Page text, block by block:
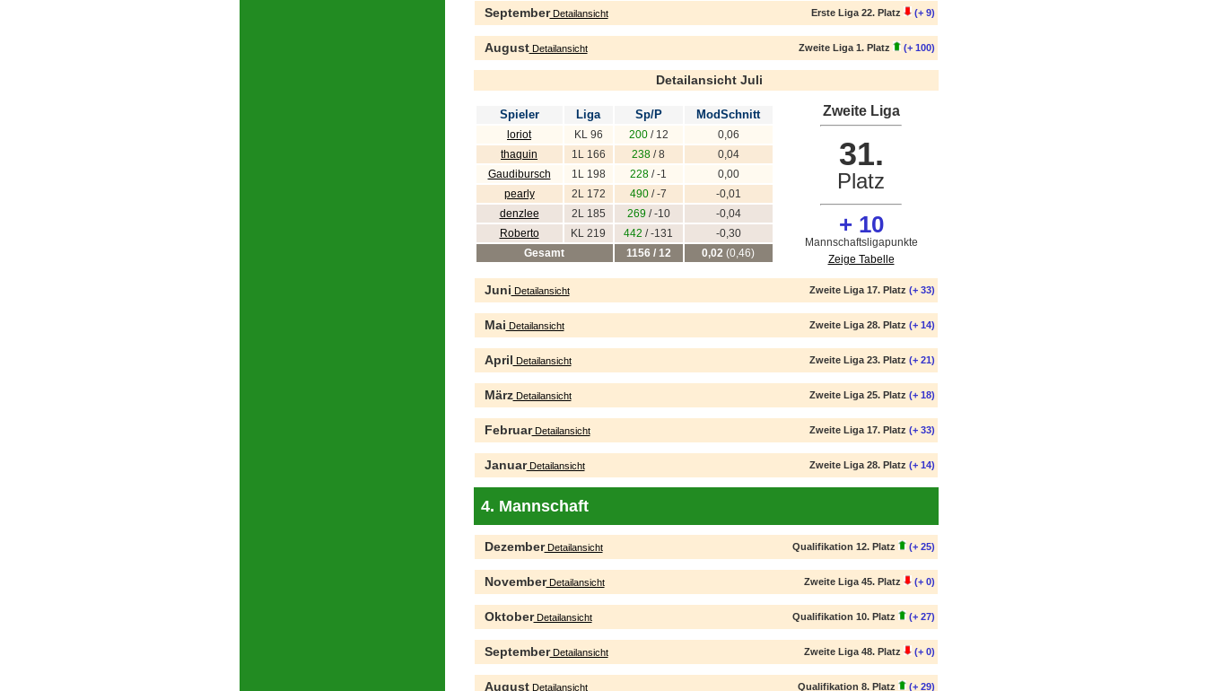
SeptemberDetailansicht Erste Liga 22. Platz (+ 9)
AugustDetailansicht Zweite Liga 1. Platz (+ 100)
Detailansicht Juli
Spieler Liga Sp/P ModSchnitt
loriot KL 96 200/ 12
0,06
thaquin
1L 166 238 / 8
0,04
Gaudibursch
1L 198 228 / -1
0,00
pearly
2L 172 490 / -7
-0,01
denzlee
2L 185 269 / -10
-0,04
Roberto
KL 219 442 / -131
-0,30
Gesamt
1156 / 12 0,02 (0,46)
Zweite Liga
31.
Platz
+ 10
Mannschaftsligapunkte
Zeige Tabelle
Juni Detailansicht Zweite Liga 17. Platz (+ 33)
Mai Detailansicht Zweite Liga 28. Platz (+ 14)
April Detailansicht Zweite Liga 23. Platz (+ 21)
MärzDetailansicht Zweite Liga 25. Platz (+ 18)
FebruarDetailansicht Zweite Liga 17. Platz (+ 33)
JanuarDetailansicht Zweite Liga 28. Platz (+ 14)
4. Mannschaft
DezemberDetailansicht Qualifikation 12. Platz (+ 25)
NovemberDetailansicht Zweite Liga 45. Platz (+ 0)
OktoberDetailansicht Qualifikation 10. Platz (+ 27)
SeptemberDetailansicht Zweite Liga 48. Platz (+ 0)
AugustDetailansicht Qualifikation 8. Platz (+ 29)